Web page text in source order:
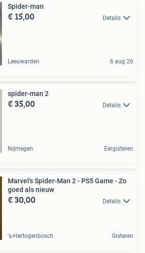
Spider-man
€ 15,00 Details
Leeuwarden 6 aug 26
spider-man 2
€ 35,00 Details
Nijmegen Eergisteren
Marvel's Spider-Man 2 - PS5 Game - Zo
goed als nieuw
€ 30,00 Details
's-Hertogenbosch Gisteren